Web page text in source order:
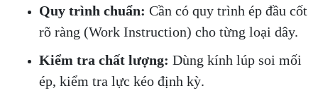
Quy trình chuẩn: Cần có quy trình ép đầu cốt
rõ ràng (Work Instruction) cho từng loại dây.
Kiểm tra chất lượng: Dùng kính lúp soi mối
ép, kiểm tra lực kéo định kỳ.